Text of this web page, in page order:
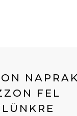
FEL